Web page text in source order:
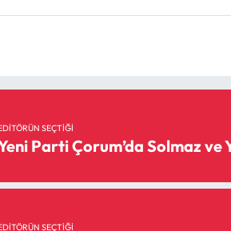
SEÇTIĞI
Parti Çorum’da Solmaz ve
SEÇTIĞI